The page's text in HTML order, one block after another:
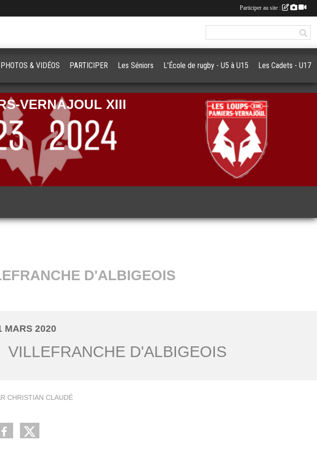
VERNAJOUL XIII
D'ALBIGEOIS
MARS 2020
VILLEFRANCHE D'ALBIGEOIS
CHRISTIAN CLAUDÉ
PHOTOS & VIDÉOS PARTICIPER Les Séniors L'École de rugby - U5 à U15 Les Cadets - U17
Participer au site :